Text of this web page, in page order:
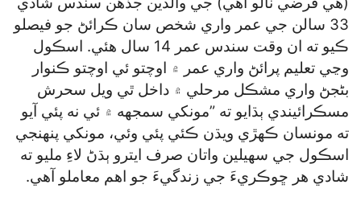
33 سالن جي عمر واري شخص سان ڪرائڻ جو فيصلو
ڪيو ته ان وقت سندس عمر 14 سال هئي. اسڪول
وڃي تعليم پرائڻ واري عمر ۾ اوچتو ئي اوچتو ڪنوار
بڻجڻ واري مشڪل مرحلي ۾ داخل ٿي ويل سحرش
مسڪرائيندي ٻڌايو ته ”مونکي سمجهه ۾ ئي نه پئي آيو
ته مونسان ڪهڙي ويڌن ڪئي پئي وئي، مونکي پنهنجي
اسڪول جي سهيلين واتان صرف ايترو ٻڌڻ لاءِ مليو ته
شادي هر ڇوڪريءَ جي زندگيءَ جو اهم معاملو آهي.